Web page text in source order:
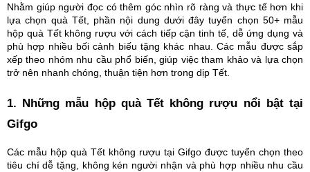
Nhằm giúp người đọc có thêm góc nhìn rõ ràng và thực tế hơn khi
lựa chọn quà Tết, phần nội dung dưới đây tuyển chọn 50+ mẫu
hộp quà Tết không rượu với cách tiếp cận tinh tế, dễ ứng dụng và
phù hợp nhiều bối cảnh biếu tặng khác nhau. Các mẫu được sắp
xếp theo nhóm nhu cầu phổ biến, giúp việc tham khảo và lựa chọn
trở nên nhanh chóng, thuận tiện hơn trong dịp Tết.
1. Những mẫu hộp quà Tết không rượu nổi bật tại
Gifgo
Các mẫu hộp quà Tết không rượu tại Gifgo được tuyển chọn theo
tiêu chí dễ tặng, không kén người nhận và phù hợp nhiều nhu cầu